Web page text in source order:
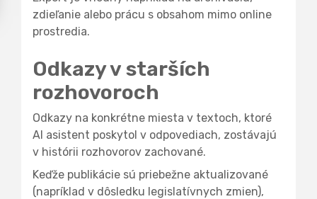
zdieľanie alebo prácu s obsahom mimo online
prostredia.
Odkazy v starších
rozhovoroch
Odkazy na konkrétne miesta v textoch, ktoré
AI asistent poskytol v odpovediach, zostávajú
v histórii rozhovorov zachované.
Keďže publikácie sú priebežne aktualizované
(napríklad v dôsledku legislatívnych zmien),